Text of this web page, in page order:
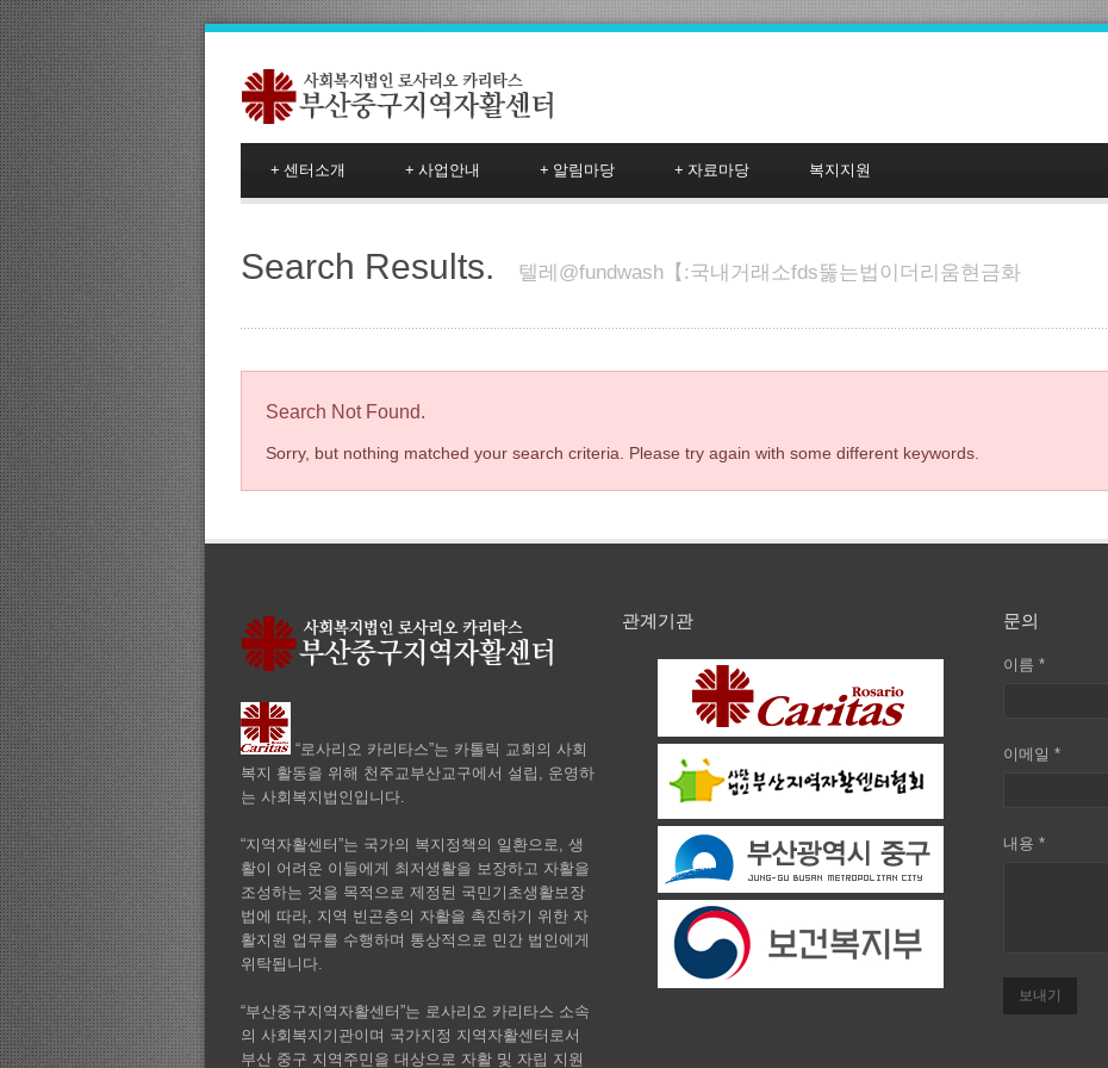
센터소개
+ 사업안내
+ 알림마당
+ 자료마당
+ 복지지원
Search Results. 텔레@fundwash【:국내거래소fds뚫는법이더리움현금화
Search Not Found.
Sorry, but nothing matched your search criteria. Please try again with some different keywords.
“로사리오 카리타스”는 카톨릭 교회의 사회
복지 활동을 위해 천주교부산교구에서 설립, 운영하
는 사회복지법인입니다.
“지역자활센터”는 국가의 복지정책의 일환으로, 생
활이 어려운 이들에게 최저생활을 보장하고 자활을
조성하는 것을 목적으로 제정된 국민기초생활보장
법에 따라, 지역 빈곤층의 자활을 촉진하기 위한 자
활지원 업무를 수행하며 통상적으로 민간 법인에게
위탁됩니다.
“부산중구지역자활센터”는 로사리오 카리타스 소속
의 사회복지기관이며 국가지정 지역자활센터로서
부산 중구 지역주민을 대상으로 자활 및 자립 지원
관계기관 문의
이름 *
이메일 *
내용 *
보내기